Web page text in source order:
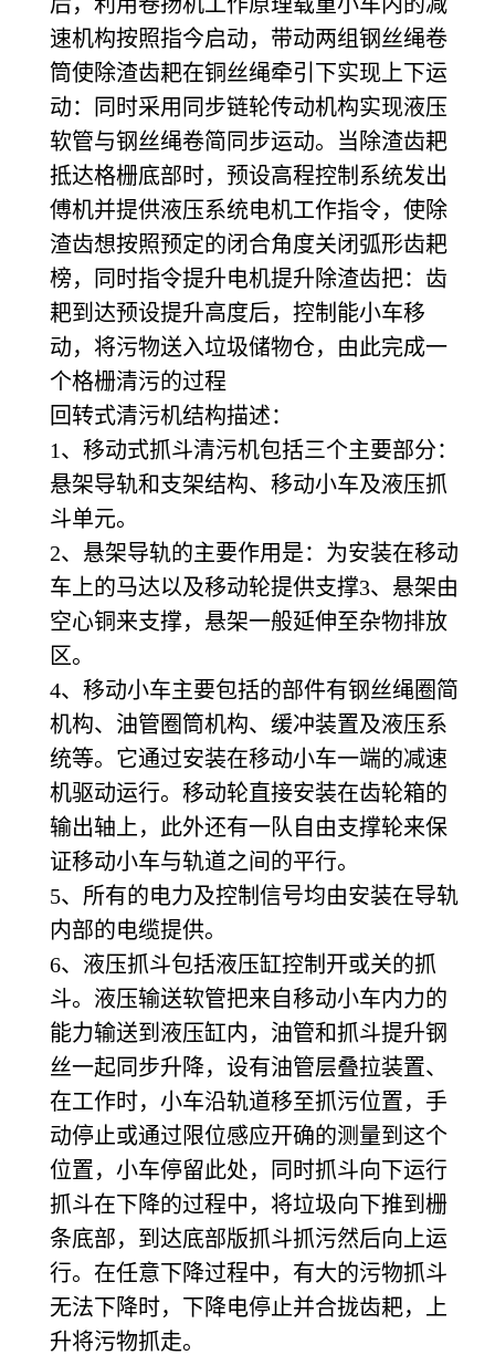
速机构按照指今启动，带动两组钢丝绳卷
筒使除渣齿耙在铜丝绳牵引下实现上下运
动：同时采用同步链轮传动机构实现液压
软管与钢丝绳卷简同步运动。当除渣齿耙
抵达格栅底部时，预设高程控制系统发出
傅机并提供液压系统电机工作指令，使除
渣齿想按照预定的闭合角度关闭弧形齿耙
榜，同时指令提升电机提升除渣齿把：齿
耙到达预设提升高度后，控制能小车移
动，将污物送入垃圾储物仓，由此完成一
个格栅清污的过程
回转式清污机结构描述：
1、移动式抓斗清污机包括三个主要部分：
悬架导轨和支架结构、移动小车及液压抓
斗单元。
2、悬架导轨的主要作用是：为安装在移动
车上的马达以及移动轮提供支撑3、悬架由
空心铜来支撑，悬架一般延伸至杂物排放
区。
4、移动小车主要包括的部件有钢丝绳圈简
机构、油管圈筒机构、缓冲装置及液压系
统等。它通过安装在移动小车一端的减速
机驱动运行。移动轮直接安装在齿轮箱的
输出轴上，此外还有一队自由支撑轮来保
证移动小车与轨道之间的平行。
5、所有的电力及控制信号均由安装在导轨
内部的电缆提供。
6、液压抓斗包括液压缸控制开或关的抓
斗。液压输送软管把来自移动小车内力的
能力输送到液压缸内，油管和抓斗提升钢
丝一起同步升降，设有油管层叠拉装置、
在工作时，小车沿轨道移至抓污位置，手
动停止或通过限位感应开确的测量到这个
位置，小车停留此处，同时抓斗向下运行
抓斗在下降的过程中，将垃圾向下推到栅
条底部，到达底部版抓斗抓污然后向上运
行。在任意下降过程中，有大的污物抓斗
无法下降时，下降电停止并合拢齿耙，上
升将污物抓走。